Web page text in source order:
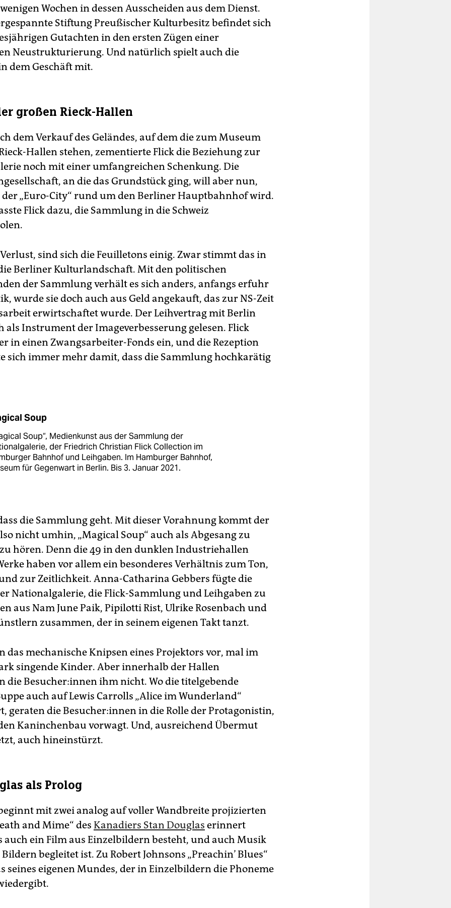
Wochen in dessen Ausscheiden aus dem Dienst.
Stiftung Preußischer Kulturbesitz befindet sich
Gutachten in den ersten Zügen einer
Neustrukturierung. Und natürlich spielt auch die
dem Geschäft mit.
großen Rieck-Hallen
dem Verkauf des Geländes, auf dem die zum Museum
Hallen stehen, zementierte Flick die Beziehung zur
noch mit einer umfangreichen Schenkung. Die
an die das Grundstück ging, will aber nun,
der „Euro-City“ rund um den Berliner Hauptbahnhof wird.
Flick dazu, die Sammlung in die Schweiz
sind sich die Feuilletons einig. Zwar stimmt das in
Berliner Kulturlandschaft. Mit den politischen
der Sammlung verhält es sich anders, anfangs erfuhr
wurde sie doch auch aus Geld angekauft, das zur NS-Zeit
erwirtschaftet wurde. Der Leihvertrag mit Berlin
als Instrument der Imageverbesserung gelesen. Flick
in einen Zwangsarbeiter-Fonds ein, und die Rezeption
sich immer mehr damit, dass die Sammlung hochkarätig
Soup
Soup“, Medienkunst aus der Sammlung der
der Friedrich Christian Flick Collection im
Bahnhof und Leihgaben. Im Hamburger Bahnhof,
für Gegenwart in Berlin. Bis 3. Januar 2021.
die Sammlung geht. Mit dieser Vorahnung kommt der
nicht umhin, „Magical Soup“ auch als Abgesang zu
hören. Denn die 49 in den dunklen Industriehallen
haben vor allem ein besonderes Verhältnis zum Ton,
zur Zeitlichkeit. Anna-Catharina Gebbers fügte die
Nationalgalerie, die Flick-Sammlung und Leihgaben zu
aus Nam June Paik, Pipilotti Rist, Ulrike Rosenbach und
zusammen, der in seinem eigenen Takt tanzt.
das mechanische Knipsen eines Projektors vor, mal im
singende Kinder. Aber innerhalb der Hallen
die Besucher:innen ihm nicht. Wo die titelgebende
auch auf Lewis Carrolls „Alice im Wunderland“
geraten die Besucher:innen in die Rolle der Protagonistin,
Kaninchenbau vorwagt. Und, ausreichend Übermut
auch hineinstürzt.
als Prolog
mit zwei analog auf voller Wandbreite projizierten
and Mime“ des Kanadiers Stan Douglas erinnert
auch ein Film aus Einzelbildern besteht, und auch Musik
begleitet ist. Zu Robert Johnsons „Preachin’ Blues“
seines eigenen Mundes, der in Einzelbildern die Phoneme